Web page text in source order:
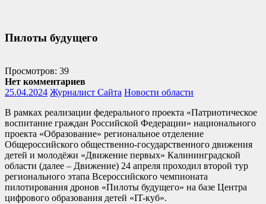
Пилоты будущего
Просмотров: 39
Нет комментариев
25.04.2024 Журналист Сайта Новости области
В рамках реализации федерального проекта «Патриотическое
воспитание граждан Российской Федерации» национального
проекта «Образование» региональное отделение
Общероссийского общественно-государственного движения
детей и молодёжи «Движение первых» Калининградской
области (далее – Движение) 24 апреля проходил второй тур
регионального этапа Всероссийского чемпионата
пилотирования дронов «Пилоты будущего» на базе Центра
цифрового образования детей «IT-куб».